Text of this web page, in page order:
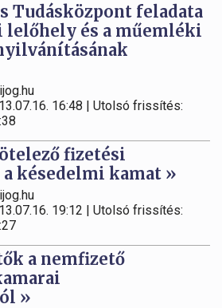
Tudásközpont feladata
lelőhely és a műemléki
16:48 | Utolsó frissítés:
fizetési
késedelmi kamat »
19:12 | Utolsó frissítés:
a nemfizető
»